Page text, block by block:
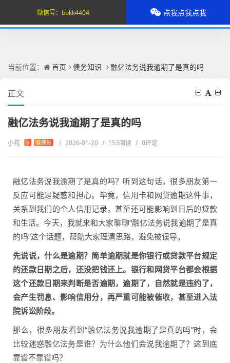
当前位置： 首页 债务知识 融亿法务说我逾期了是真的吗
正文
融亿法务说我逾期了是真的吗
小花 V 管理员 / 2026-01-20 / 153阅读 / 0评论
融亿法务说我逾期了是真的吗？听到这句话，很多朋友第一
反应可能是疑惑和担心。毕竟，信用卡和网贷逾期这件事，
关系到我们的个人信用记录，甚至还可能影响到日后的贷款
和生活。今天，我就来和大家聊聊“融亿法务说我逾期了是真
的吗”这个话题，帮助大家理清思路，避免被误导。
先说说，什么是逾期？简单逾期就是你银行或贷款平台规定
的还款日期之后，还没把钱还上。银行和网贷平台都会根据
这个还款日期来判断是否逾期，逾期了，自然就是违约了，
会产生罚息、影响信用分，再严重可能被催收，甚至进入法
院诉讼阶段。
那么，很多朋友看到“融亿法务说我逾期了是真的吗”时，会
比较迷惑融亿法务是谁？为什么他们会说我逾期了？这到底
靠谱不靠谱吗？
微信号： bbkk4404 点我点我点我